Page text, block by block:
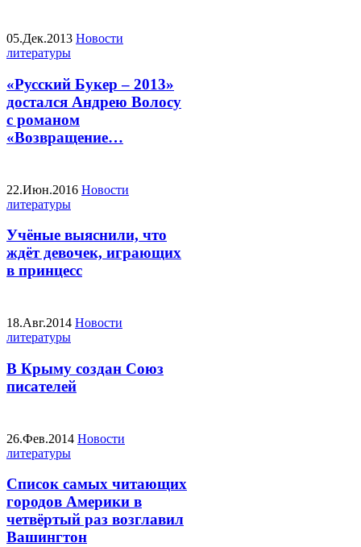
05.Дек.2013 Новости
литературы
«Русский Букер – 2013»
достался Андрею Волосу
с романом
«Возвращение…
22.Июн.2016 Новости
литературы
Учёные выяснили, что
ждёт девочек, играющих
в принцесс
18.Авг.2014 Новости
литературы
В Крыму создан Союз
писателей
26.Фев.2014 Новости
литературы
Список самых читающих
городов Америки в
четвёртый раз возглавил
Вашингтон